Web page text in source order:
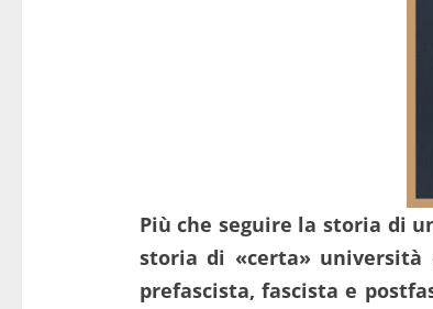
Più che seguire la storia di
storia di «certa»
prefascista, fascista e